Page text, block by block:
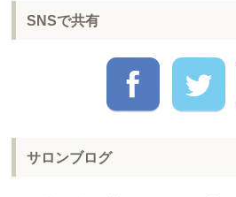
SNSで共有
サロンブログ